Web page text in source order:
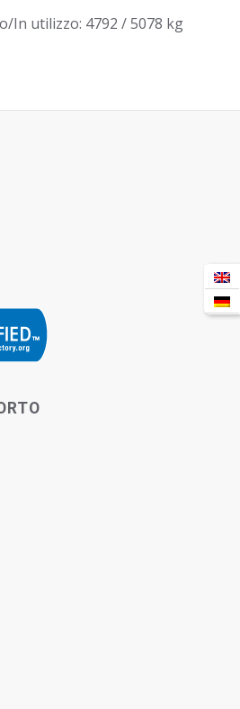
In utilizzo: 4792 / 5078 kg